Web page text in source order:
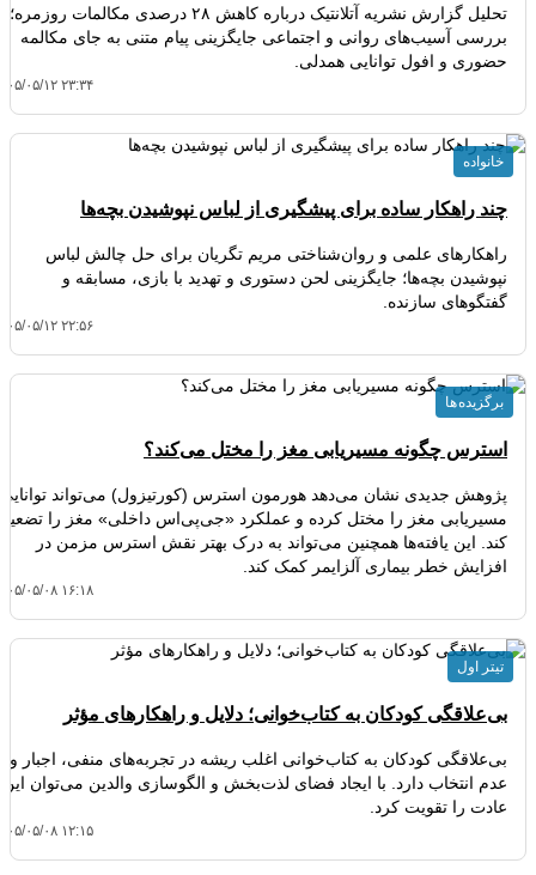
تحلیل گزارش نشریه آتلانتیک درباره کاهش ۲۸ درصدی مکالمات روزمره؛
بررسی آسیب‌های روانی و اجتماعی جایگزینی پیام متنی به جای مکالمه
حضوری و افول توانایی همدلی.
۱۴۰۵/۰۵/۱۲
چند راهکار ساده برای پیشگیری از لباس نپوشیدن بچه‌ها
راهکارهای علمی و روان‌شناختی مریم تگریان برای حل چالش لباس
نپوشیدن بچه‌ها؛ جایگزینی لحن دستوری و تهدید با بازی، مسابقه و
گفتگوهای سازنده.
۱۴۰۵/۰۵/۱۲
خانواده
استرس چگونه مسیریابی مغز را مختل می‌کند؟
پژوهش جدیدی نشان می‌دهد هورمون استرس (کورتیزول) می‌تواند توانایی
مسیریابی مغز را مختل کرده و عملکرد «جی‌پی‌اس داخلی» مغز را
کند. این یافته‌ها همچنین می‌تواند به درک بهتر نقش استرس مزمن در
افزایش خطر بیماری آلزایمر کمک کند.
۱۴۰۵/۰۵/۰۸
برگزیده ها
بی‌علاقگی کودکان به کتاب‌خوانی؛ دلایل و راهکارهای مؤثر
بی‌علاقگی کودکان به کتاب‌خوانی اغلب ریشه در تجربه‌های منفی، اجبار و
عدم انتخاب دارد. با ایجاد فضای لذت‌بخش و الگوسازی والدین می‌توان این
عادت را تقویت کرد.
۱۴۰۵/۰۵/۰۸
تیتر اول